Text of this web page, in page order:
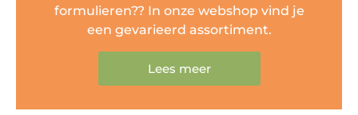
formulieren?? In onze webshop vind je
een gevarieerd assortiment.
Lees meer